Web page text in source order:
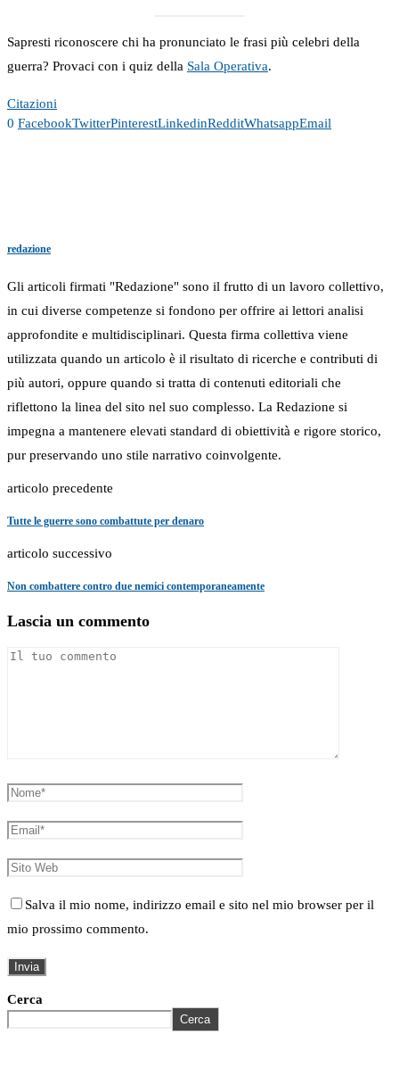
Sapresti riconoscere chi ha pronunciato le frasi più celebri della
guerra? Provaci con i quiz della Sala Operativa.
Citazioni
0 FacebookTwitterPinterestLinkedinRedditWhatsappEmail
redazione
Gli articoli firmati "Redazione" sono il frutto di un lavoro collettivo,
in cui diverse competenze si fondono per offrire ai lettori analisi
approfondite e multidisciplinari. Questa firma collettiva viene
utilizzata quando un articolo è il risultato di ricerche e contributi di
più autori, oppure quando si tratta di contenuti editoriali che
riflettono la linea del sito nel suo complesso. La Redazione si
impegna a mantenere elevati standard di obiettività e rigore storico,
pur preservando uno stile narrativo coinvolgente.
articolo precedente
Tutte le guerre sono combattute per denaro
articolo successivo
Non combattere contro due nemici contemporaneamente
Lascia un commento
Salva il mio nome, indirizzo email e sito nel mio browser per il
mio prossimo commento.
Cerca
Cerca